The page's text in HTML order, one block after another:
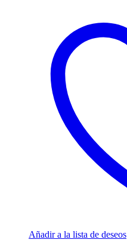
Añadir a la lista de deseos